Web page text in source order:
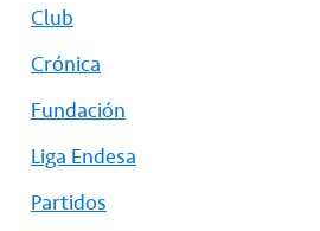
Club
Crónica
Fundación
Liga Endesa
Partidos